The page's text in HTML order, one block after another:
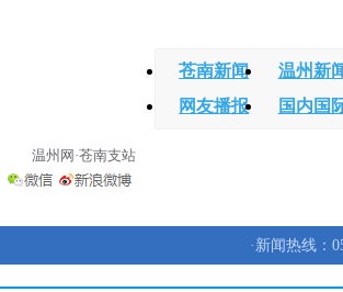
温州网·苍南支站
苍南新闻 温州新
网友播报
国内国
·新闻热线：